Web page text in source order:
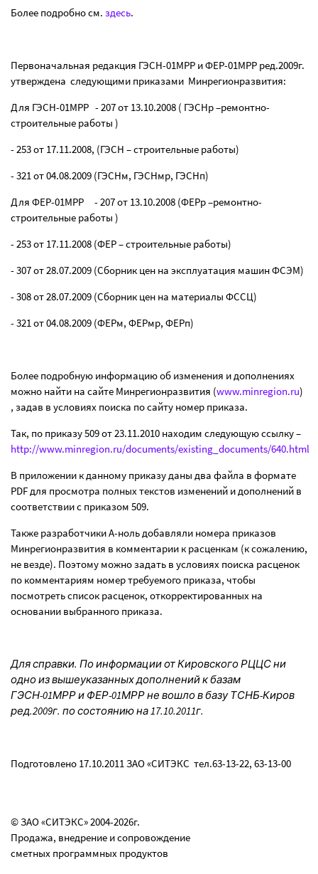
Более подробно см. здесь.
Первоначальная редакция ГЭСН-01МРР и ФЕР-01МРР ред.2009г.
утверждена следующими приказами Минрегионразвития:
Для ГЭСН-01МРР - 207 от 13.10.2008 ( ГЭСНр –ремонтно-
строительные работы )
- 253 от 17.11.2008, (ГЭСН – строительные работы)
- 321 от 04.08.2009 (ГЭСНм, ГЭСНмр, ГЭСНп)
Для ФЕР-01МРР - 207 от 13.10.2008 (ФЕРр –ремонтно-
строительные работы )
- 253 от 17.11.2008 (ФЕР – строительные работы)
- 307 от 28.07.2009 (Сборник цен на эксплуатация машин ФСЭМ)
- 308 от 28.07.2009 (Сборник цен на материалы ФССЦ)
- 321 от 04.08.2009 (ФЕРм, ФЕРмр, ФЕРп)
Более подробную информацию об изменения и дополнениях
можно найти на сайте Минрегионразвития (www.minregion.ru)
, задав в условиях поиска по сайту номер приказа.
Так, по приказу 509 от 23.11.2010 находим следующую ссылку –
http://www.minregion.ru/documents/existing_documents/640.html
В приложении к данному приказу даны два файла в формате
PDF для просмотра полных текстов изменений и дополнений в
соответствии с приказом 509.
Также разработчики А-ноль добавляли номера приказов
Минрегионразвития в комментарии к расценкам (к сожалению,
не везде). Поэтому можно задать в условиях поиска расценок
по комментариям номер требуемого приказа, чтобы
посмотреть список расценок, откорректированных на
основании выбранного приказа.
Для справки. По информации от Кировского РЦЦС ни
одно из вышеуказанных дополнений к базам
ГЭСН-01МРР и ФЕР-01МРР не вошло в базу ТСНБ-Киров
ред.2009г. по состоянию на 17.10.2011г.
Подготовлено 17.10.2011 ЗАО «СИТЭКС тел.63-13-22, 63-13-00
© ЗАО «СИТЭКС» 2004-2026г.
Продажа, внедрение и сопровождение
сметных программных продуктов